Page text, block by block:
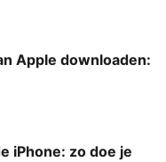
Apple downloaden:
iPhone: zo doe je